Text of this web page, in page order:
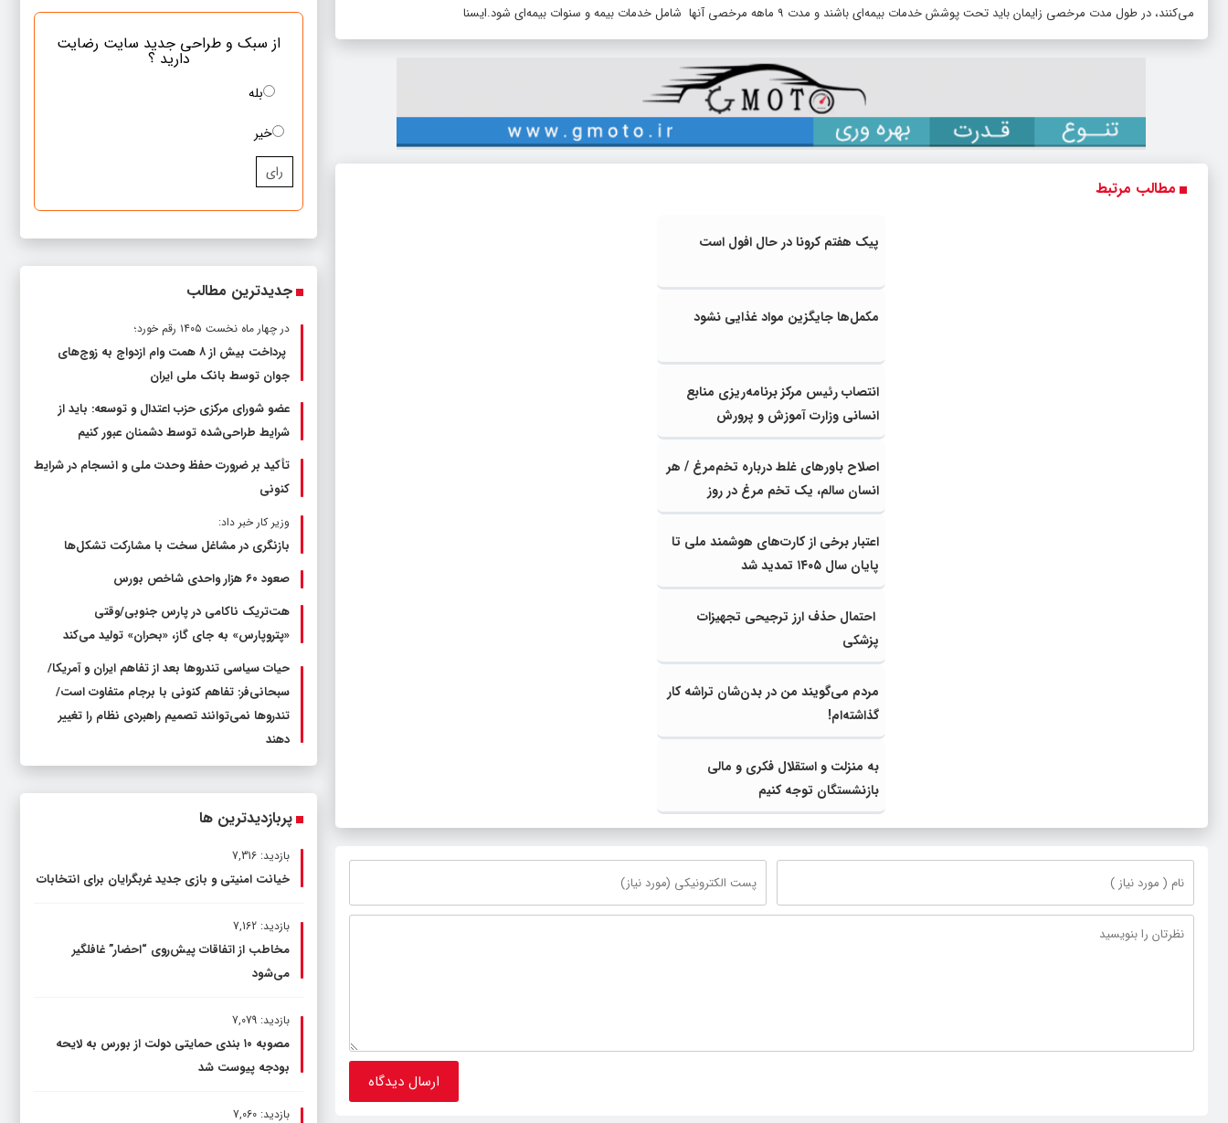
می‌کنند، در طول مدت مرخصی زایمان باید تحت پوشش خدمات بیمه‌ای باشند و مدت ۹ ماهه مرخصی آنها شامل خدمات بیمه و سنوات بیمه‌ای شود.ایسنا
مطالب مرتبط
پیک هفتم کرونا در حال افول است
مکمل‌ها جایگزین مواد غذایی نشود
انتصاب رئیس مرکز برنامه‌ریزی منابع
انسانی وزارت آموزش و پرورش
اصلاح باورهای غلط درباره تخم‌مرغ / هر
انسان سالم، یک تخم مرغ در روز
اعتبار برخی از کارت‌های هوشمند ملی تا
پایان سال ۱۴۰۵ تمدید شد
احتمال حذف ارز ترجیحی تجهیزات
پزشکی
مردم می‌گویند من در بدن‌شان تراشه کار
گذاشته‌ام!
به منزلت و استقلال فکری و مالی
بازنشستگان توجه کنیم
از سبک و طراحی جدید سایت رضایت
دارید ؟
بله
خیر
رای
جدیدترین مطالب
در چهار ماه نخست ۱۴۰۵ رقم خورد؛
پرداخت بیش از ۸ همت وام ازدواج به زوج‌های
جوان توسط بانک ملی ایران
عضو شورای مرکزی حزب اعتدال و توسعه: باید از
شرایط طراحی‌شده توسط دشمنان عبور کنیم
تأکید بر ضرورت حفظ وحدت ملی و انسجام در شرایط
کنونی
وزیر کار خبر داد:
بازنگری در مشاغل سخت با مشارکت تشکل‌ها
صعود ۶۰ هزار واحدی شاخص بورس
هت‌تریک ناکامی در پارس جنوبی/وقتی
«پتروپارس» به جای گاز، «بحران» تولید می‌کند
حیات سیاسی تندروها بعد از تفاهم ایران و آمریکا/
سبحانی‌فر: تفاهم کنونی با برجام متفاوت است/
تندروها نمی‌توانند تصمیم راهبردی نظام را تغییر
دهند
پربازدیدترین ها
بازدید: 7,316
خیانت امنیتی و بازی جدید غربگرایان برای انتخابات
بازدید: 7,162
مخاطب از اتفاقات پیش‌روی “احضار” غافلگیر
می‌شود
بازدید: 7,079
مصوبه ۱۰ بندی حمایتی دولت از بورس به لایحه
بودجه پیوست شد
بازدید: 7,060